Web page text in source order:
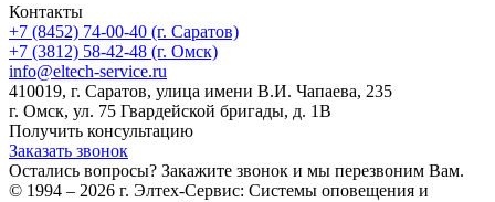
Контакты
+7 (8452) 74-00-40 (г. Саратов)
+7 (3812) 58-42-48 (г. Омск)
info@eltech-service.ru
410019, г. Саратов, улица имени В.И. Чапаева, 235
г. Омск, ул. 75 Гвардейской бригады, д. 1В
Получить консультацию
Заказать звонок
Остались вопросы? Закажите звонок и мы перезвоним Вам.
© 1994 – 2026 г. Элтех-Сервис: Системы оповещения и